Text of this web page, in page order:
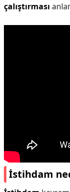
çalıştırması
İstihdam